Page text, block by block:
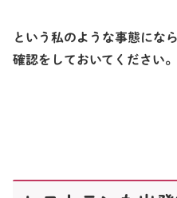
という私のような事態にな
確認をしておいてください。